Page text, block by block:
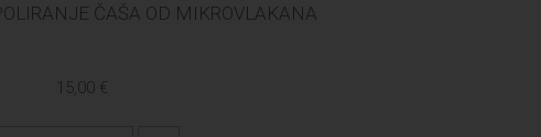
ČAŠA OD MIKROVLAKANA
15,00 €